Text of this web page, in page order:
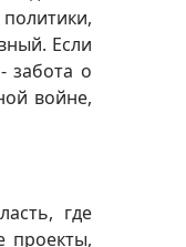
Если
забота о
войне,
где
проекты,